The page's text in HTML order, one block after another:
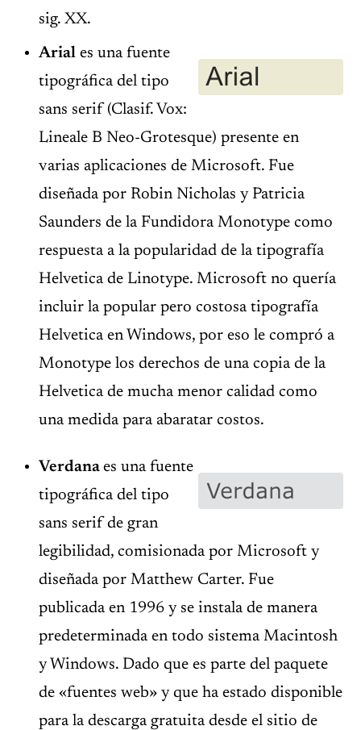
sig. XX.
Arial es una fuente
tipográfica del tipo
sans serif (Clasif. Vox:
Lineale B Neo-Grotesque) presente en
varias aplicaciones de Microsoft. Fue
diseñada por Robin Nicholas y Patricia
Saunders de la Fundidora Monotype como
respuesta a la popularidad de la tipografía
Helvetica de Linotype. Microsoft no quería
incluir la popular pero costosa tipografía
Helvetica en Windows, por eso le compró a
Monotype los derechos de una copia de la
Helvetica de mucha menor calidad como
una medida para abaratar costos.
Verdana es una fuente
tipográfica del tipo
sans serif de gran
legibilidad, comisionada por Microsoft y
diseñada por Matthew Carter. Fue
publicada en 1996 y se instala de manera
predeterminada en todo sistema Macintosh
y Windows. Dado que es parte del paquete
de «fuentes web» y que ha estado disponible
para la descarga gratuita desde el sitio de